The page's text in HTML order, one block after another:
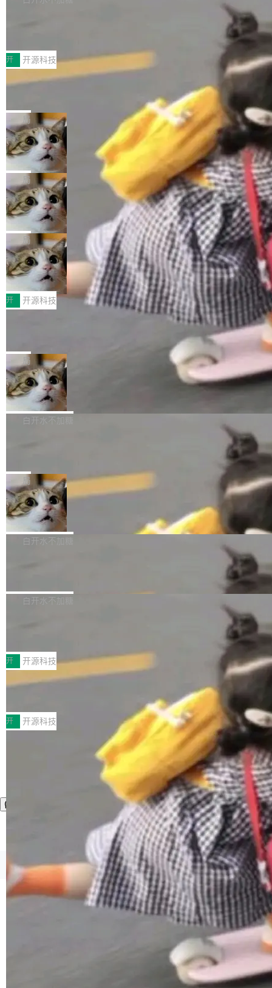
常维护操作，并完整支持 Iceberg V3 格式。
村国家自主创新示范区会议中心开幕。本届大会
由中关村智联软件服务业质量创新联盟主办，以
“智构可信·质创未来——AI原生时代的质量新范
式”为主题，直面AI从实验室走向规模化产业落地
的核心质量命题。会上，《2026智能研发生产力
工具选型手册》发布，Testin云测的Testin XAge
nt智能测试系统入选AI测试领域代表产品。对CI
O而言，这提示了一个转变：AI测试正在从效率
工具升级为企业的质量基础设施。 CIO面对的新
现实 过去两年，CIO们的焦虑清单上多了两项：
一是如何让大模型和智能体应用安全地从PoC走
向生产，二是如何让测试团队跟得上AI应用...
开 开源科技
让非法状态不可表示：一篇关于 ADT
有一种东西，一旦用过就回不去了。Alex Fedos
eev 管它叫"软件设计的基石"。 他说的东西不新
鲜——代数数据类型（ADT），尤其是和类型
（sum type）。但他说清楚了一件事：这不是类
型系统的学术体操，是日常编码的思维方式。 文
章从一个简单的例子切入。一个网站的深色主题
设置，如果用布尔值 + 可空字段来表示——bool
ean 表示是否可切换，nullable 的默认模式、浅
色方案、深色方案——会产生大量无意义的组
合。方案缺了、配置冲突了、全 null 了。要知道
哪些组合有效，作者说，你得靠"文档、校验、或
者部落知识"。 换个写法。Rust 的 enum，两个
变体：Switchable...
局
Cloudflare 开源内部企业 AI 平台 Clou
dflare OS
Cloudflare 发布了一个开源项目 Cloudflare O
S。如果你只看官方博客，你会觉得这是又一
个"AI 知识库 + 聊天机器人"——每个大厂都在
做，没什么新鲜的。 但 Kenton Varda 在 Twitte
r 上把事情说清楚了： 今天我们发布了 Cloudfla
re OS，一个带连接器的聊天机器人，跟其他所
有科技公司做的一样。只不过，实际上它不一
样。这是 Sandstorm.io 的重制版，我十年前的
那个创业公司。不同的是，这次它构建在 Cloudf
lare Workers 上——我花了九年时间搭建的平台
——并且深度集成了 AI。这基本上是我十年秘密
局
Deno 团队开源 Celld，可自托管的分
布式 Durable Objects
Ryan Dahl 领导的 Deno 团队推出了最新开源项
目 Celld，一个能在自己机器上运行 Cloudflare
Workers 和 Durable Objects 的守护进程。 设
计思路很直接：每个对象是一个独立的 SQLite
数据库，按名称寻址，复制到你自己的 S3 兼容
存储库里。节点之间只通过这个存储库协调——
没有控制平面，没有共识协议。每个对象自带一
个小型数据库，应用天然按分片构建，单个数据
库的竞争和爆炸半径问题在设计层面就被消除
了。 闲置的 cell 会休眠到几乎不占资源。当 cel
l 迁移或唤醒时，新宿主从 S3 恢复 SQLite 数据
库继续执行。存储库是持久化的唯一真相...
局
鲁大师7月新机性能/流畅/AI榜：vivo夺
性能、流畅双第一，三星Galaxy Z系列
新折叠缺席
2026年7月的手机市场，由于存储等硬件成本暴
增，手机厂商的日子也不好过啊，新机速度明显
放缓，因此硝烟味淡了许多。新机参数规格除开
高价的三星折叠（三星Galaxy Z Fold8 Ultra / Z
Fold8 / Z Flip8）外，其余要么是中低端机器，
例如iQOO Z11i、REDMI Note 17、REDMI No
te 17 Pro、OPPO K15，要么是vivo X300 E这
样的次旗舰。 Galaxy Z Fold8 Ultra / Z Fold8 /
Z Flip8三款折叠屏新机均在7月22日发布，且全
部搭载骁龙8 Elite Gen5 for Galaxy，它们本该
开 开源科技
Zed 编辑器团队发布了新项目——DeltaDB，一
个在 git commit 之间记录每一次编辑操作的版
本控制系统。目前处于 Early Access 阶段。 De
ltaDB 的核心思路直接写在 landing page 最显
眼的位置：「Software is made between com
mits」——软件是在 commit 之间写出来的。git
是把这段空隙补上。 回退到任何一次编辑：Delt
aDB 捕获 commit 之间的每一次操作，...
局
SpaceXAI 单季资本开支达 183 亿美元
根据风险投资人Tomer Tunguz 博客（VC 分
析）披露的最新分析与第二季度业绩报告，Spac
微软同期总资本开支的四成。 与亚马逊、Alpha
bet、微软以及 Meta 等传统科技巨头相比，Spa
ceXAI的资金消耗速度尤为引人瞩目。然而，支
撑庞大支出的资金来源却呈现出截然不同的面
貌。数据显示，微软和 Meta 主要依托充沛的经
白开水不加糖
一个在终端里运行的编程 agent；Muse Spark
1.2，驱动这个 agent 的新模型。一句话概括：
你可以用 curl -fsSL https://dev.meta.ai/install.
sh | bash 安装一个能在大项目里自动规划、写
代码、验证结果的 AI 终端工具。 据介绍，Muse
个主 agent 循环，外加一组后台 agent。这些后
局
美团开源 LoHoSearch，用知识图谱校
准 AI 能力认知
机器出题的前提，是让机器拥有全局视野。整个
构建流程可以分为四个环节：建图 → 控制难度
白开水不加糖
库，并将作为transport接入Mooncake TENT。
MPComm将作为一种传输引擎接入Mooncake T
ENT，实现零拷贝传输性能提升30%、非零拷贝
传输性能最高提升5倍。UCL-MPComm底层基
于自研UCL-Engine通信引擎，后续腾讯网平将
持续开源更多基于UCL-Engine的高性能通信组
件。 腾讯网平团队在UCL-MPComm中实现了一
个独立于业务线程的全局通信引擎（Engine），
白开水不加糖
型案例入选名单》，深信服“面向企业研发场景的
开源 AI 编程平台 CoStrict 应用”凭借卓越的技术
创新与落地成效成功入选。 全链路私有化部署，
助力企业AI研发安全落地 当前，越来越多企业已
经开始引入 AI Coding 工具，通过调用公有云模
型或企业内部部署模型提升研发效率。但随着 AI
Coding 从个人辅助工具逐步走向团队级、组织
级应用，企业在规模化落地过程中，对安全性、
可控性和代码质量提出了更高要求。 首先是数据
安全与合规要求。对于大多数普通研发场景，公
有云模型能够满足快速试用和效率提升的需求。
但对于金融、能源、医疗等对数据安全要求较...
开 开源科技
深信服AI算力网关入选工信部人工智能
前不久，工业和信息化部正式发布《2025年人工
智能应用典型案例名单》，集中展示人工智能在
各领域的应用成果，覆盖技术底座、行业赋能、
产品应用、支撑保障、专题等五大方向。深信服
AI算力网关（AI创新平台）成功入选！ 随着各行
各业的Agent走向规模化建设，算力构成形态逐
渐丰富，用户关注的重点也在发生变化：不只是
让AI用起来，还要进一步看清混合算力时代下，
Token花在哪里、算力是否被充分利用，以及持
续增长的AI成本该如何优化。 深信服AI算力网关
正是围绕这些实际问题，从Token治理和成本治
理两个方面，让用户的每一份算力都看得清、管
得住、用得稳、省得下、更安全！ 一、从现在开
始，Token使用一目...
开 开源科技
©OSCHINA(OSChina.NET) 京ICP备2025119063号